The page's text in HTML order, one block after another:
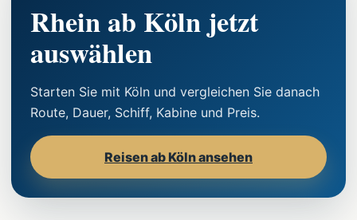
Rhein ab Köln jetzt
auswählen
Starten Sie mit Köln und vergleichen Sie danach
Route, Dauer, Schiff, Kabine und Preis.
Reisen ab Köln ansehen